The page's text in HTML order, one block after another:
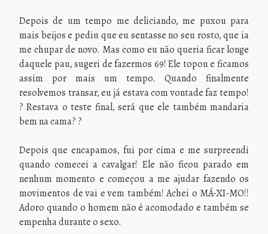
Depois de um tempo me deliciando, me puxou para
mais beijos e pediu que eu sentasse no seu rosto, que ia
me chupar de novo. Mas como eu não queria ficar longe
daquele pau, sugeri de fazermos 69! Ele topou e ficamos
assim por mais um tempo. Quando finalmente
resolvemos transar, eu já estava com vontade faz tempo!
? Restava o teste final, será que ele também mandaria
bem na cama? ?
Depois que encapamos, fui por cima e me surpreendi
quando comecei a cavalgar! Ele não ficou parado em
nenhum momento e começou a me ajudar fazendo os
movimentos de vai e vem também! Achei o MÁ-XI-MO!!
Adoro quando o homem não é acomodado e também se
empenha durante o sexo.